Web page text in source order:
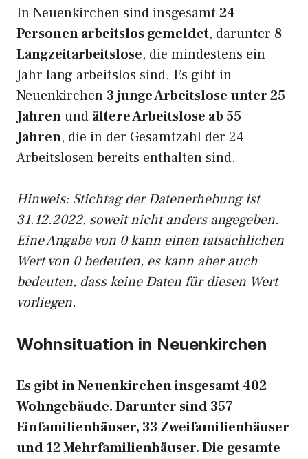
In Neuenkirchen sind insgesamt 24
Personen arbeitslos gemeldet, darunter 8
Langzeitarbeitslose, die mindestens ein
Jahr lang arbeitslos sind. Es gibt in
Neuenkirchen 3 junge Arbeitslose unter 25
Jahrenund ältere Arbeitslose ab 55
Jahren, die in der Gesamtzahl der 24
Arbeitslosen bereits enthalten sind.
Hinweis: Stichtag der Datenerhebung ist
31.12.2022, soweit nicht anders angegeben.
Eine Angabe von 0 kann einen tatsächlichen
Wert von 0 bedeuten, es kann aber auch
bedeuten, dass keine Daten für diesen Wert
vorliegen.
Wohnsituation in Neuenkirchen
Es gibt in Neuenkirchen insgesamt 402
Wohngebäude. Darunter sind 357
Einfamilienhäuser, 33 Zweifamilienhäuser
und 12 Mehrfamilienhäuser. Die gesamte